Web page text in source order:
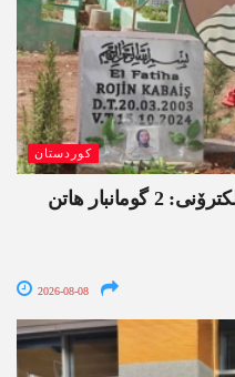
کوردستان
ل ئامەدێ ئۆپەراسیۆنا تاوانێن ئەلکترۆنی: 2 گومانبار ھاتن
2026-08-08